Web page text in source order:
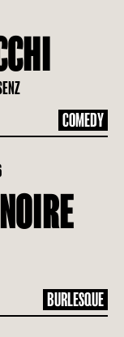
COMEDY
BURLESQUE